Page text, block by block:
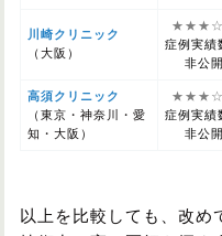
川崎クリニック
（大阪）
症例実績
非公開
高須クリニック
（東京・神奈川・愛
知・大阪）
症例実績
非公開
以上を比較しても、改め